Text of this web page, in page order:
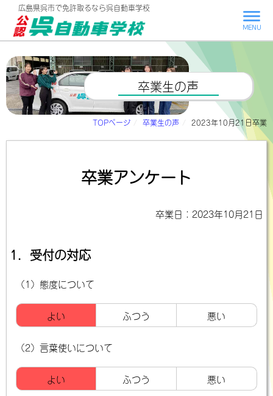
広島県呉市で免許取るなら呉自動車学校
卒業生の声
TOPページ 卒業生の声 2023年10月21日卒業
卒業アンケート
卒業日：2023年10月21日
1．受付の対応
（1）態度について
よい ふつう 悪い
（2）言葉使いについて
よい ふつう 悪い
MENU